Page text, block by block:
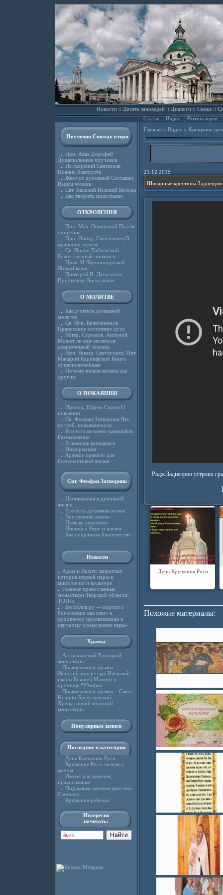
Новости::Десять заповедей::Диалоги::Семья::
Статьи::Видео ::Фотогалерея::
Поучения Святых отцов
.: Прп. Авва Дорофей
Душеполезные поучения
.: Из творений Святителя
Иоанна Златоуста
.: Жемчуг духовный Составил
Вадим Фомин
.: Свт. Василий Великий Беседы
.: Как творить милостыню
ОТКРОВЕНИЯ
.: Прп. Мак. Оптинский Путем
смирения
.: Прп. Никод. Святогорец О
хранении чувств
.: Св. Иоанн Тобольский
Божественный промысл
.: Прав. И. Кронштадтский
Живой колос
.: Прот-рей Н. Депутатов
Простецкое Богословие
О МОЛИТВЕ
.: Как учиться домашней
молитве
.: Св. Игн. Брянчанинов
Правильное состояние духа
.: Митр. Сурожск. Антоний
Может ли еще молиться
современный человек
.: Прп. Никод. Святогорец Мит.
Макарий Коринфский Книга
душеполезнейшая
.: Почему нельзя желать зла
другим
О ПОКАЯНИИ
.: Препод. Ефрем Сирин О
покаянии
.: Св. Феофан Затворник Что
потреб. покаявшемуся
.: Кто есть истинно кающийся.
Размышления
.: В помощь кающимся
.: Информация
.: Краткое правило для
благочестивой жизни
Свт. Феофан Затворник
.: Наставления в духовной
жизни
.: Что есть духовная жизнь
.: Внутренняя жизнь
.: Путь ко спасению
.: Письма о Вере и жизни
.: Как сохранить благочестие
Новости
.: Адам и Лилит: запретная
история первой пары в
мифологии и культуре
.: Главные православные
монастыри Тверской области:
ТОП-5
.: «Богослов.ру — портал о
богословии как ключ к
духовному просвещению и
научному осмыслению веры»
Храмы
.: Астраханский Троицкий
монастырь
.: Православные храмы –
Женский монастырь Иверской
иконы Божией Матери в
урочище “Юзефин
.: Православные храмы – Свято-
Иоанно-Богословский
Хрещатицкий мужской
монастырь
Популярные записи
Последние в категории
.: День Крещения Руси
.: Крещение Руси: огнем и
мечом
.: Имена для девочек,
православные
.: Под каким именем крестить
Светлану
.: Крещения ребенка
Интересно
почитать:
Главная» Видео » Крещение
21.12.2015
Шикарные крестины
Радж Заднепрян устроил
День Крещения Руси
Похожие материалы: